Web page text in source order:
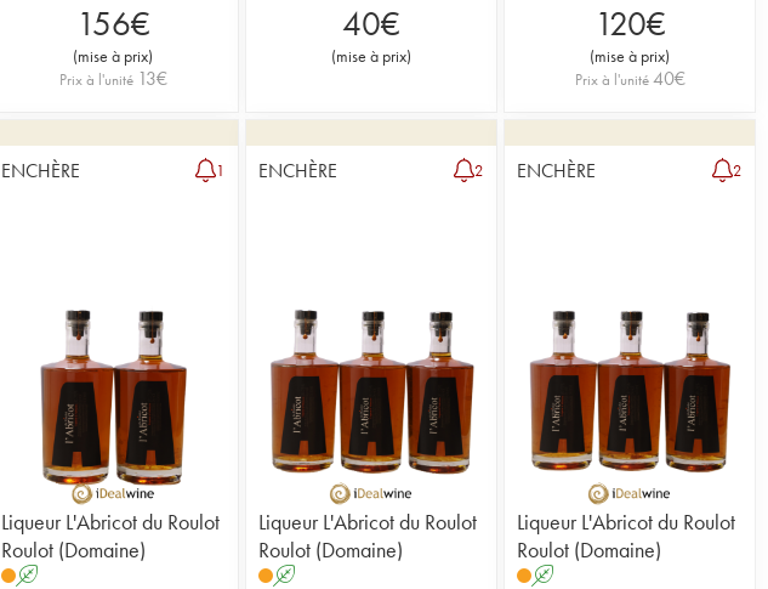
156€
(mise à prix)
Prix à l'unité 13€
40€
(mise à prix)
120€
(mise à prix)
Prix à l'unité 40€
ENCHÈRE 1
Liqueur L'Abricot du Roulot
Roulot (Domaine)
A
ENCHÈRE 2
Liqueur L'Abricot du Roulot
Roulot (Domaine)
A
ENCHÈRE 2
Liqueur L'Abricot du Roulot
Roulot (Domaine)
A